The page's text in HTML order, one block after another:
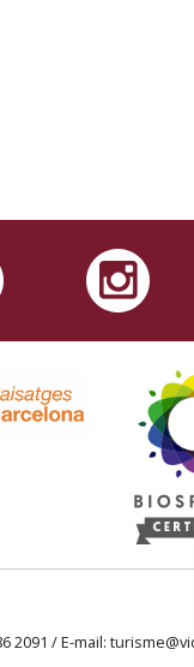
2091 / E-mail: